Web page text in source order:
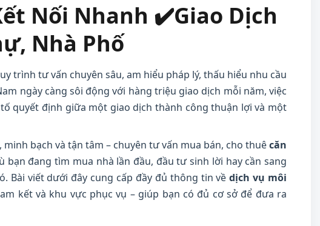
Nối Nhanh ✔️Giao Dịch
Nhà Phố
trình tư vấn chuyên sâu, am hiểu pháp lý, thấu hiểu nhu cầu
ngày càng sôi động với hàng triệu giao dịch mỗi năm, việc
quyết định giữa một giao dịch thành công thuận lợi và một
minh bạch và tận tâm – chuyên tư vấn mua bán, cho thuêcăn
đang tìm mua nhà lần đầu, đầu tư sinh lời hay cần sang
Bài viết dưới đây cung cấp đầy đủ thông tin vềdịch vụ môi
kết và khu vực phục vụ – giúp bạn có đủ cơ sở để đưa ra